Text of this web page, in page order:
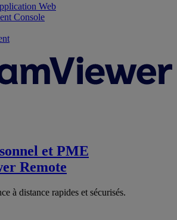
Web
Console
et PME
Remote
à distance rapides et sécurisés.